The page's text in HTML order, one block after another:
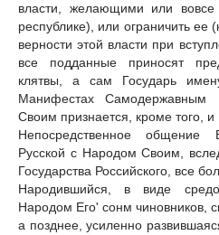
власти, желающими или вовсе
республике), или ограничить ее
верности этой власти при
все подданные приносят
клятвы, а сам Государь
Манифестах
Своим признается, кроме того,
Непосредственное общение
Русской с Народом Своим,
Государства Российского, все
Народившийся, в виде
Народом Его' сонм чиновников,
а позднее, усиленно